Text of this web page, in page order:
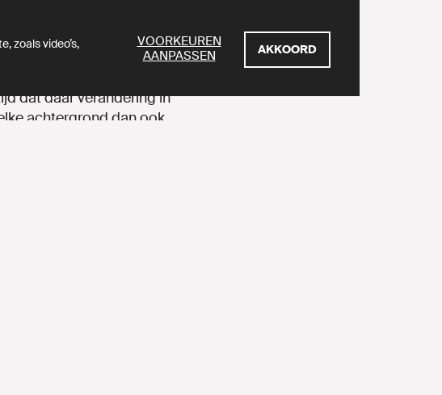
zoals video’s,
VOORKEUREN
AANPASSEN
AKKOORD
in Nederland. Zij
dat daar verandering in
achtergrond dan ook.